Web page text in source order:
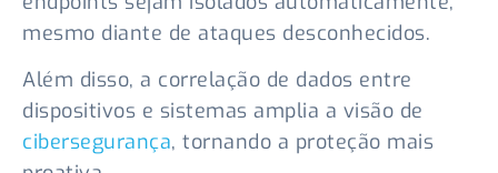
mesmo diante de ataques desconhecidos.
Além disso, a correlação de dados entre
dispositivos e sistemas amplia a visão de
cibersegurança, tornando a proteção mais